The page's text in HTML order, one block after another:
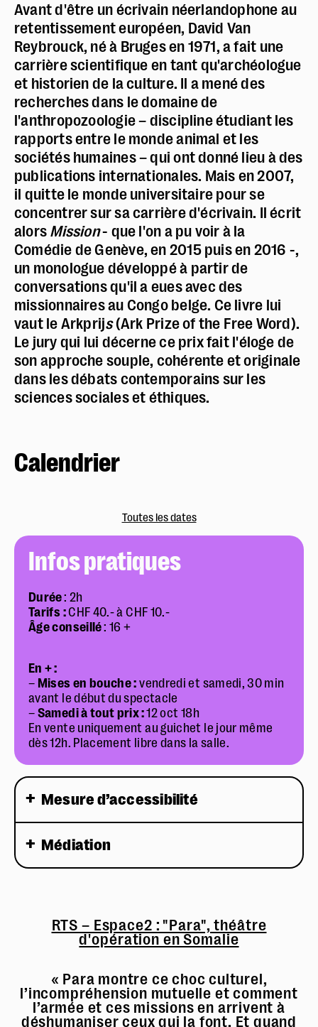
Avant d'être un écrivain néerlandophone au
retentissement européen, David Van
Reybrouck, né à Bruges en 1971, a fait une
carrière scientifique en tant qu'archéologue
et historien de la culture. Il a mené des
recherches dans le domaine de
l'anthropozoologie – discipline étudiant les
rapports entre le monde animal et les
sociétés humaines – qui ont donné lieu à des
publications internationales. Mais en 2007,
il quitte le monde universitaire pour se
concentrer sur sa carrière d'écrivain. Il écrit
alors Mission- que l'on a pu voir à la
Comédie de Genève, en 2015 puis en 2016 -,
un monologue développé à partir de
conversations qu'il a eues avec des
missionnaires au Congo belge. Ce livre lui
vaut le Arkprijs(Ark Prize of the Free Word).
Le jury qui lui décerne ce prix fait l'éloge de
son approche souple, cohérente et originale
dans les débats contemporains sur les
sciences sociales et éthiques.
Calendrier
Toutes les dates
Infos pratiques
Durée: 2h
Tarifs :CHF 40.- à CHF 10.-
Âge conseillé: 16 +
En + :
– Mises en bouche : vendredi et samedi, 30 min
avant le début du spectacle
– Samedi à tout prix :12 oct 18h
En vente uniquement au guichet le jour même
dès 12h. Placement libre dans la salle.
Mesure d’accessibilité
Médiation
RTS – Espace2 : "Para", théâtre
d'opération en Somalie
« Para montre ce choc culturel,
l’incompréhension mutuelle et comment
l’armée et ces missions en arrivent à
déshumaniser ceux qui la font. Et quand